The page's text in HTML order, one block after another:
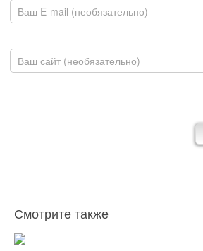
E-mail
Домашняя страница
Смотрите также